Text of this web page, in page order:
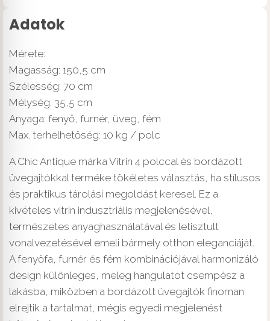
Adatok
Mérete:
Magasság: 150,5 cm
Szélesség: 70 cm
Mélység: 35,5 cm
Anyaga: fenyő, furnér, üveg, fém
Max. terhelhetőség: 10 kg / polc
A Chic Antique márka Vitrin 4 polccal és bordázott
üvegajtókkal terméke tökéletes választás, ha stílusos
és praktikus tárolási megoldást keresel. Ez a
kivételes vitrin indusztriális megjelenésével,
természetes anyaghasználatával és letisztult
vonalvezetésével emeli bármely otthon eleganciáját.
A fenyőfa, furnér és fém kombinációjával harmonizáló
design különleges, meleg hangulatot csempész a
lakásba, miközben a bordázott üvegajtók finoman
elrejtik a tartalmat, mégis egyedi megjelenést